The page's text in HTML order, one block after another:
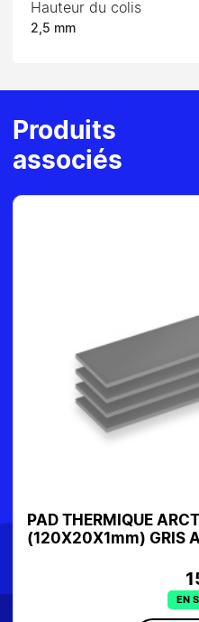
Hauteur du colis
2,5 mm
Produits
associés
PAD THERMIQUE
(120X20X1mm) GRIS
EN